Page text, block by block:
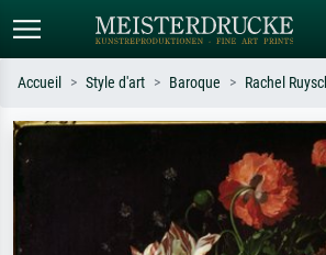
Recherche standard
Recherchez par artiste, titre ou style –
ex. Monet, Nuit étoilée,
impressionnisme, vague de Hokusai,
Décrivez la
abstrait
tableau
Accueil Style d'art Baroque Rachel